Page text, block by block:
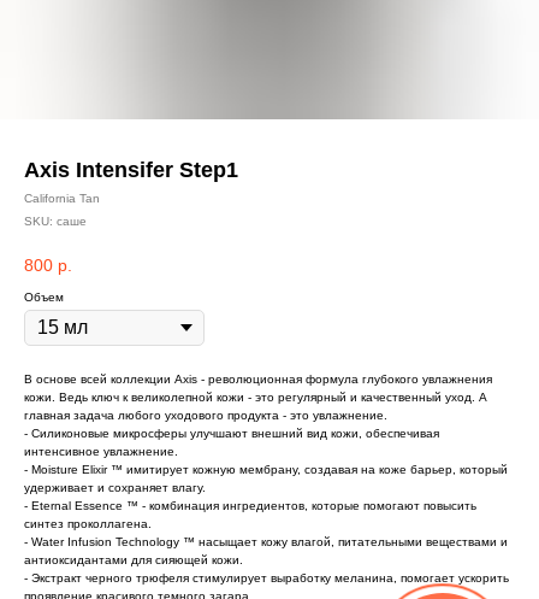
Axis Intensifer Step1
California Tan
SKU: саше
800 р.
Объем
В основе всей коллекции Axis - революционная формула глубокого увлажнения
кожи. Ведь ключ к великолепной кожи - это регулярный и качественный уход. А
главная задача любого уходового продукта - это увлажнение.
- Силиконовые микросферы улучшают внешний вид кожи, обеспечивая
интенсивное увлажнение.
- Moisture Elixir ™ имитирует кожную мембрану, создавая на коже барьер, который
удерживает и сохраняет влагу.
- Eternal Essence ™ - комбинация ингредиентов, которые помогают повысить
синтез проколлагена.
- Water Infusion Technology ™ насыщает кожу влагой, питательными веществами и
антиоксидантами для сияющей кожи.
- Экстракт черного трюфеля стимулирует выработку меланина, помогает ускорить
проявление красивого темного загара.